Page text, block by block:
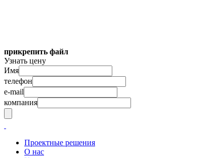
прикрепить файл
Узнать цену
Имя
телефон
e-mail
компания
Проектные решения
О нас